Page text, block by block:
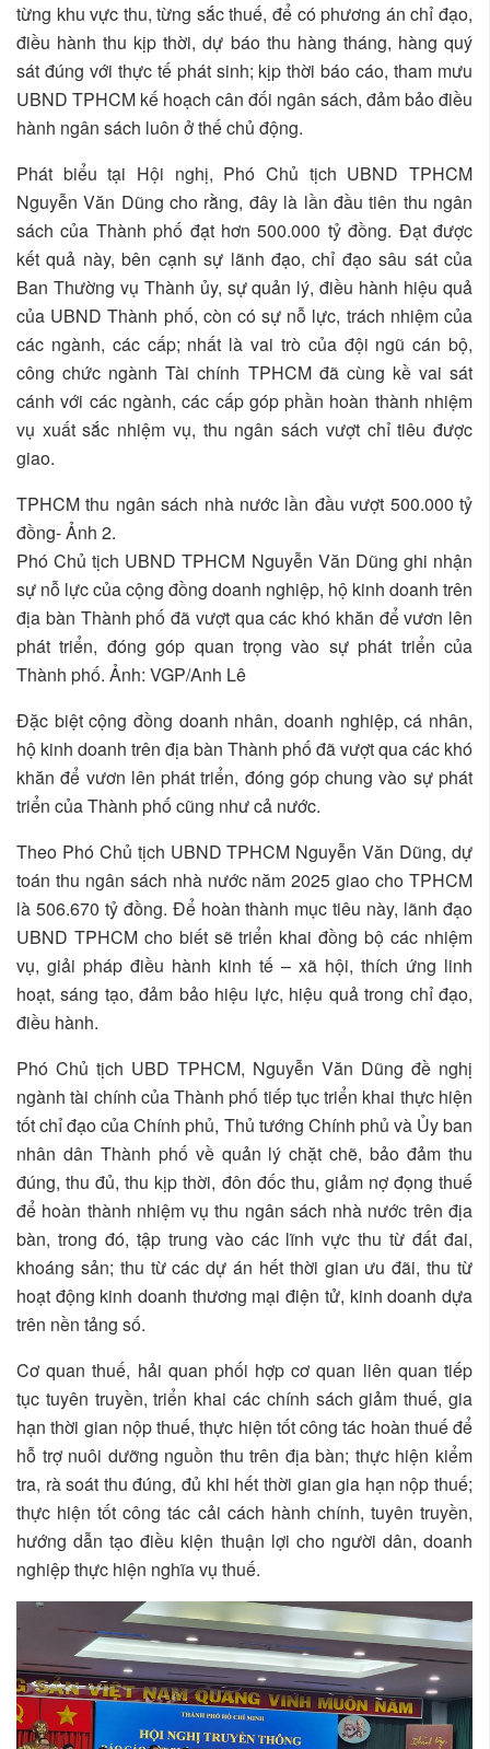
từng khu vực thu, từng sắc thuế, để có phương án chỉ đạo,
điều hành thu kịp thời, dự báo thu hàng tháng, hàng quý
sát đúng với thực tế phát sinh; kịp thời báo cáo, tham mưu
UBND TPHCM kế hoạch cân đối ngân sách, đảm bảo điều
hành ngân sách luôn ở thế chủ động.
Phát biểu tại Hội nghị, Phó Chủ tịch UBND TPHCM
Nguyễn Văn Dũng cho rằng, đây là lần đầu tiên thu ngân
sách của Thành phố đạt hơn 500.000 tỷ đồng. Đạt được
kết quả này, bên cạnh sự lãnh đạo, chỉ đạo sâu sát của
Ban Thường vụ Thành ủy, sự quản lý, điều hành hiệu quả
của UBND Thành phố, còn có sự nỗ lực, trách nhiệm của
các ngành, các cấp; nhất là vai trò của đội ngũ cán bộ,
công chức ngành Tài chính TPHCM đã cùng kề vai sát
cánh với các ngành, các cấp góp phần hoàn thành nhiệm
vụ xuất sắc nhiệm vụ, thu ngân sách vượt chỉ tiêu được
giao.
TPHCM thu ngân sách nhà nước lần đầu vượt 500.000 tỷ
đồng- Ảnh 2.
Phó Chủ tịch UBND TPHCM Nguyễn Văn Dũng ghi nhận
sự nỗ lực của cộng đồng doanh nghiệp, hộ kinh doanh trên
địa bàn Thành phố đã vượt qua các khó khăn để vươn lên
phát triển, đóng góp quan trọng vào sự phát triển của
Thành phố. Ảnh: VGP/Anh Lê
Đặc biệt cộng đồng doanh nhân, doanh nghiệp, cá nhân,
hộ kinh doanh trên địa bàn Thành phố đã vượt qua các khó
khăn để vươn lên phát triển, đóng góp chung vào sự phát
triển của Thành phố cũng như cả nước.
Theo Phó Chủ tịch UBND TPHCM Nguyễn Văn Dũng, dự
toán thu ngân sách nhà nước năm 2025 giao cho TPHCM
là 506.670 tỷ đồng. Để hoàn thành mục tiêu này, lãnh đạo
UBND TPHCM cho biết sẽ triển khai đồng bộ các nhiệm
vụ, giải pháp điều hành kinh tế – xã hội, thích ứng linh
hoạt, sáng tạo, đảm bảo hiệu lực, hiệu quả trong chỉ đạo,
điều hành.
Phó Chủ tịch UBD TPHCM, Nguyễn Văn Dũng đề nghị
ngành tài chính của Thành phố tiếp tục triển khai thực hiện
tốt chỉ đạo của Chính phủ, Thủ tướng Chính phủ và Ủy ban
nhân dân Thành phố về quản lý chặt chẽ, bảo đảm thu
đúng, thu đủ, thu kịp thời, đôn đốc thu, giảm nợ đọng thuế
để hoàn thành nhiệm vụ thu ngân sách nhà nước trên địa
bàn, trong đó, tập trung vào các lĩnh vực thu từ đất đai,
khoáng sản; thu từ các dự án hết thời gian ưu đãi, thu từ
hoạt động kinh doanh thương mại điện tử, kinh doanh dựa
trên nền tảng số.
Cơ quan thuế, hải quan phối hợp cơ quan liên quan tiếp
tục tuyên truyền, triển khai các chính sách giảm thuế, gia
hạn thời gian nộp thuế, thực hiện tốt công tác hoàn thuế để
hỗ trợ nuôi dưỡng nguồn thu trên địa bàn; thực hiện kiểm
tra, rà soát thu đúng, đủ khi hết thời gian gia hạn nộp thuế;
thực hiện tốt công tác cải cách hành chính, tuyên truyền,
hướng dẫn tạo điều kiện thuận lợi cho người dân, doanh
nghiệp thực hiện nghĩa vụ thuế.